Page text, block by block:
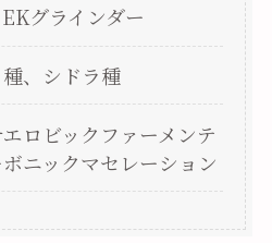
グラインダー
、シドラ種
ロビックファーメンテ
ニックマセレーション